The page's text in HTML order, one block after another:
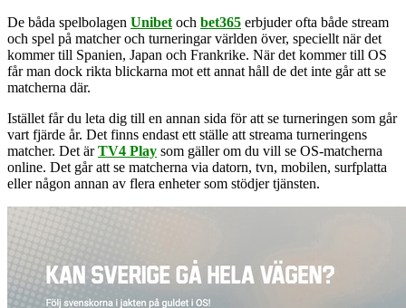
De båda spelbolagen Unibet och bet365 erbjuder ofta både stream
och spel på matcher och turneringar världen över, speciellt när det
kommer till Spanien, Japan och Frankrike. När det kommer till OS
får man dock rikta blickarna mot ett annat håll de det inte går att se
matcherna där.
Istället får du leta dig till en annan sida för att se turneringen som går
vart fjärde år. Det finns endast ett ställe att streama turneringens
matcher. Det ärTV4 Play som gäller om du vill se OS-matcherna
online. Det går att se matcherna via datorn, tvn, mobilen, surfplatta
eller någon annan av flera enheter som stödjer tjänsten.